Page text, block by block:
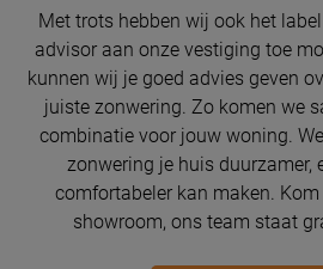
Met trots hebben wij ook het
advisor aan onze vestiging toe
kunnen wij je goed advies geven
juiste zonwering. Zo komen we
combinatie voor jouw woning.
zonwering je huis duurzamer,
comfortabeler kan maken.
showroom, ons team staat